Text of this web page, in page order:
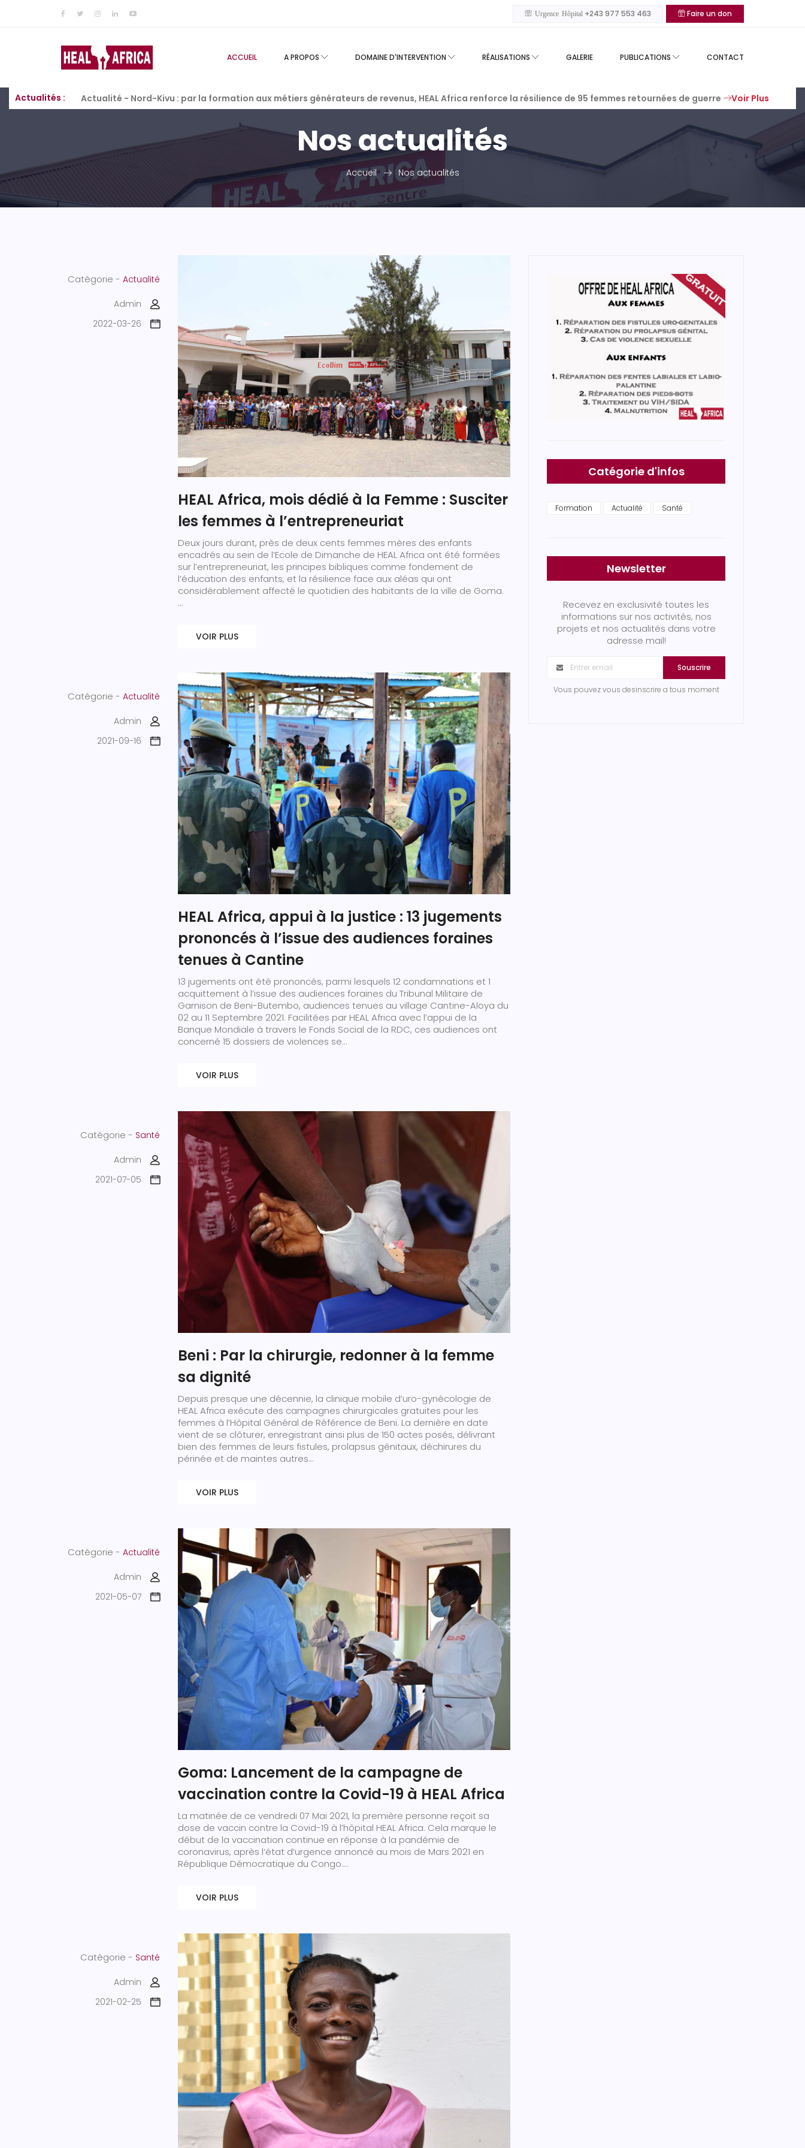
Urgence Hôpital +243 977 553 463 Faire un don
ACCUEIL A PROPOS DOMAINE D'INTERVENTION RÉALISATIONS GALERIE PUBLICATIONS CONTACT
Actualités :
Actualité - Nord-Kivu : par la formation aux métiers générateurs de revenus, HEAL Africa renforce la résilience de 95 femmes retournées de guerre
Voir
Nos actualités
Accueil Nos actualités
Catégorie - Actualité
Admin
2022-03-26
HEAL Africa, mois dédié à la Femme : Susciter
les femmes à l’entrepreneuriat
Deux jours durant, près de deux cents femmes mères des enfants
encadrés au sein de l’Ecole de Dimanche de HEAL Africa ont été formées
sur l’entrepreneuriat, les principes bibliques comme fondement de
l’éducation des enfants, et la résilience face aux aléas qui ont
considérablement affecté le quotidien des habitants de la ville de Goma.
...
VOIR PLUS
Catégorie - Actualité
Admin
2021-09-16
HEAL Africa, appui à la justice : 13 jugements
prononcés à l’issue des audiences foraines
tenues à Cantine
13 jugements ont été prononcés, parmi lesquels 12 condamnations et 1
acquittement à l’issue des audiences foraines du Tribunal Militaire de
Garnison de Beni-Butembo, audiences tenues au village Cantine-Aloya du
02 au 11 Septembre 2021. Facilitées par HEAL Africa avec l’appui de la
Banque Mondiale à travers le Fonds Social de la RDC, ces audiences ont
concerné 15 dossiers de violences se...
VOIR PLUS
Catégorie - Santé
Admin
2021-07-05
Beni : Par la chirurgie, redonner à la femme
sa dignité
Depuis presque une décennie, la clinique mobile d’uro-gynécologie de
HEAL Africa exécute des campagnes chirurgicales gratuites pour les
femmes à l’Hôpital Général de Référence de Beni. La dernière en date
vient de se clôturer, enregistrant ainsi plus de 150 actes posés, délivrant
bien des femmes de leurs fistules, prolapsus génitaux, déchirures du
périnée et de maintes autres...
VOIR PLUS
Catégorie - Actualité
Admin
2021-05-07
Goma: Lancement de la campagne de
vaccination contre la Covid-19 à HEAL Africa
La matinée de ce vendredi 07 Mai 2021, la première personne reçoit sa
dose de vaccin contre la Covid-19 à l’hôpital HEAL Africa. Cela marque le
début de la vaccination continue en réponse à la pandémie de
coronavirus, après l‘état d’urgence annoncé au mois de Mars 2021 en
République Démocratique du Congo....
VOIR PLUS
Catégorie - Santé
Admin
2021-02-25
Catégorie d'infos
Formation Actualité Santé
Newsletter
Recevez en exclusivité toutes les
informations sur nos activités, nos
projets et nos actualités dans votre
adresse mail!
Souscrire
Vous pouvez vous desinscrire a tous moment